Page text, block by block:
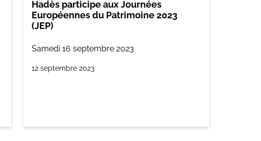
Hadès participe aux Journées
Européennes du Patrimoine 2023
(JEP)
Samedi 16 septembre 2023
12 septembre 2023